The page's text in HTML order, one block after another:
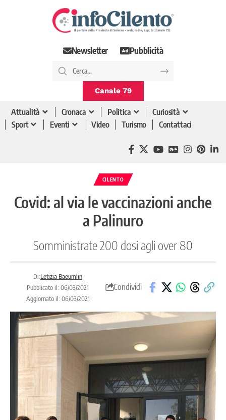
Newsletter Pubblicità
Canale 79
Attualità Cronaca Politica
Curiosità
Sport
Eventi Video Turismo Contattaci
CILENTO
Covid: al via le vaccinazioni anche
a Palinuro
Somministrate 200 dosi agli over 80
Di:Letizia Baeumlin
Pubblicato il: 06/03/2021
Aggiornato il: 06/03/2021
Condividi